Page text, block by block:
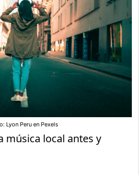
Lyon Peru en Pexels
música local antes y